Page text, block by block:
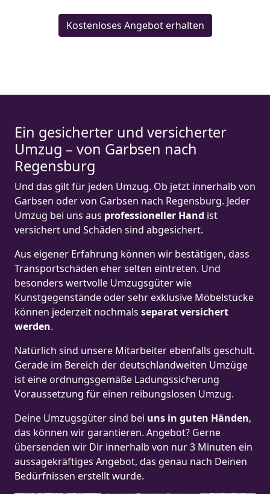
Kostenloses Angebot erhalten
Ein gesicherter und versicherter
Umzug – von Garbsen nach
Regensburg
Und das gilt für jeden Umzug. Ob jetzt innerhalb von
Garbsen oder von Garbsen nach Regensburg. Jeder
Umzug bei uns aus professioneller Hand ist
versichert und Schäden sind abgesichert.
Aus eigener Erfahrung können wir bestätigen, dass
Transportschäden eher selten eintreten. Und
besonders wertvolle Umzugsgüter wie
Kunstgegenstände oder sehr exklusive Möbelstücke
können jederzeit nochmals separat versichert
werden.
Natürlich sind unsere Mitarbeiter ebenfalls geschult.
Gerade im Bereich der deutschlandweiten Umzüge
ist eine ordnungsgemäße Ladungssicherung
Voraussetzung für einen reibungslosen Umzug.
Deine Umzugsgüter sind bei uns in guten Händen,
das können wir garantieren. Angebot? Gerne
übersenden wir Dir innerhalb von nur 3 Minuten ein
aussagekräftiges Angebot, das genau nach Deinen
Bedürfnissen erstellt wurde.